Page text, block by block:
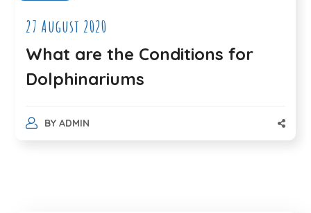
27 August 2020
What are the Conditions for
Dolphinariums
BY ADMIN